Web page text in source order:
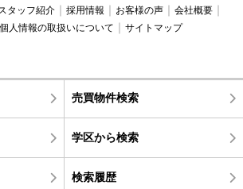
タッフ紹介 採用情報 お客様の声
会社概要
個人情報の取扱いについて サイトマップ
売買物件検索
学区から検索
検索履歴